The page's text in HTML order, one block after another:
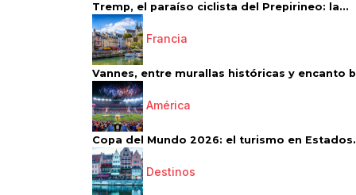
Tremp, el paraíso ciclista del Prepirineo: la...
Francia
Vannes, entre murallas históricas y encanto
América
Copa del Mundo 2026: el turismo en
Destinos